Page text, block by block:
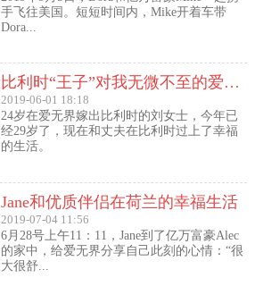
手飞往美国。短短时间内，Mike开着车带
Dora...
比利时“王子”对我无微不至的爱（爱无界刘女士的海外生活）
2019-06-01 18:18
24岁在爱无界嫁出比利时的刘女士，今年已
经29岁了，现在和丈夫在比利时过上了幸福
的生活。
Jane和优质伴侣在荷兰的幸福生活
2019-07-04 11:56
6月28号上午11：11，Jane到了亿万富豪Alec
的家中，给爱无界分享自己此刻的心情：“很
大很舒...